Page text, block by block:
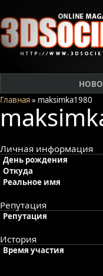
Главная» maksimka1980
Личная информация
День рождения
Откуда
Реальное имя
Репутация
Репутация
История
Время участия